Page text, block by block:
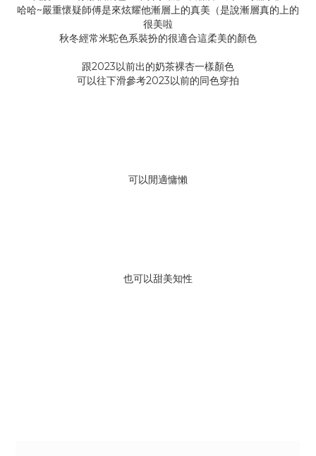
哈哈~嚴重懷疑師傅是來炫耀他漸層上的真美（是說漸層真的上的
很美啦
秋冬經常米駝色系裝扮的很適合這柔美的顏色
跟2023以前出的奶茶裸杏一樣顏色
可以往下滑參考2023以前的同色穿拍
可以閒適慵懶
也可以甜美知性